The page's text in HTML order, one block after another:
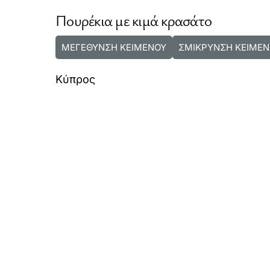
Πουρέκια με κιμά κρασάτο
ΜΕΓΕΘΥΝΣΗ ΚΕΙΜΕΝΟΥ ΣΜΙΚΡΥΝΣΗ
Κύπρος